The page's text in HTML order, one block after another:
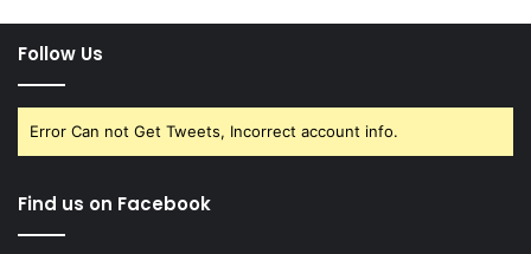
Follow Us
Error Can not Get Tweets, Incorrect account info.
Find us on Facebook